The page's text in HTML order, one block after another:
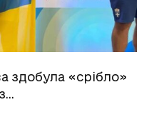
здобула «срібло»